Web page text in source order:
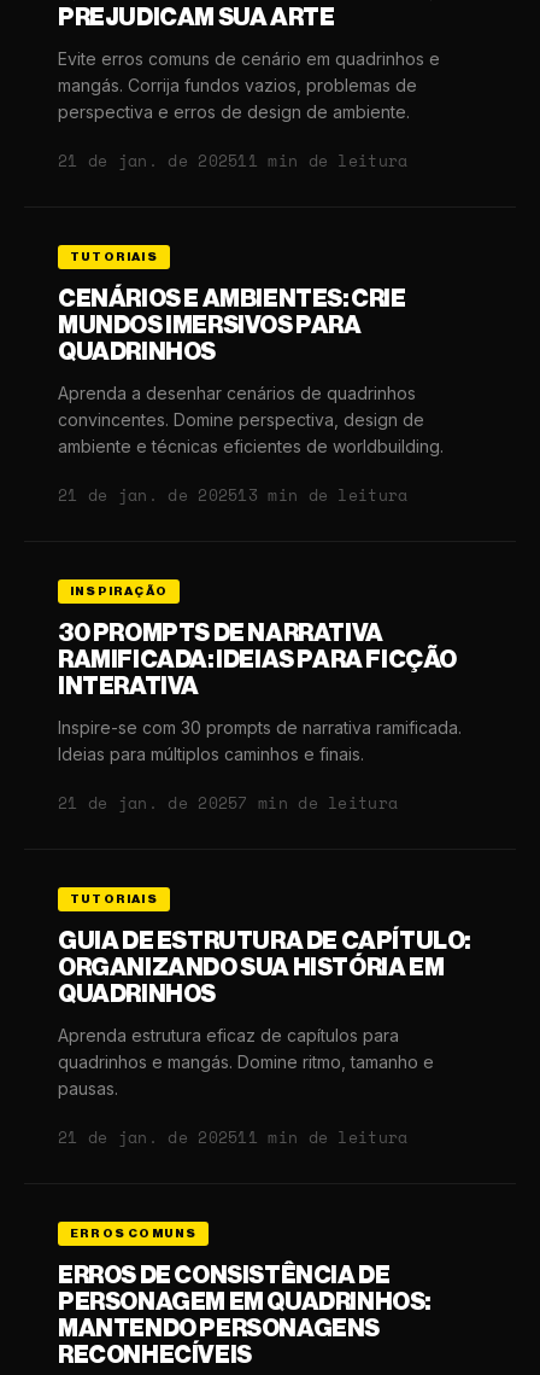
PREJUDICAM SUA ARTE
Evite erros comuns de cenário em quadrinhos e
mangás. Corrija fundos vazios, problemas de
perspectiva e erros de design de ambiente.
21 de jan. de 202511 min de leitura
TUTORIAIS
CENÁRIOS E AMBIENTES: CRIE
MUNDOS IMERSIVOS PARA
QUADRINHOS
Aprenda a desenhar cenários de quadrinhos
convincentes. Domine perspectiva, design de
ambiente e técnicas eficientes de worldbuilding.
21 de jan. de 202513 min de leitura
INSPIRAÇÃO
30 PROMPTS DE NARRATIVA
RAMIFICADA: IDEIAS PARA FICÇÃO
INTERATIVA
Inspire-se com 30 prompts de narrativa ramificada.
Ideias para múltiplos caminhos e finais.
21 de jan. de 20257 min de leitura
TUTORIAIS
GUIA DE ESTRUTURA DE CAPÍTULO:
ORGANIZANDO SUA HISTÓRIA EM
QUADRINHOS
Aprenda estrutura eficaz de capítulos para
quadrinhos e mangás. Domine ritmo, tamanho e
pausas.
21 de jan. de 202511 min de leitura
ERROS COMUNS
ERROS DE CONSISTÊNCIA DE
PERSONAGEM EM QUADRINHOS:
MANTENDO PERSONAGENS
RECONHECÍVEIS